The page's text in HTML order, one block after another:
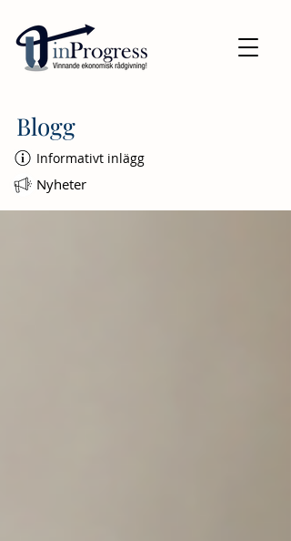
Blogg
Informativt inlägg
Nyheter